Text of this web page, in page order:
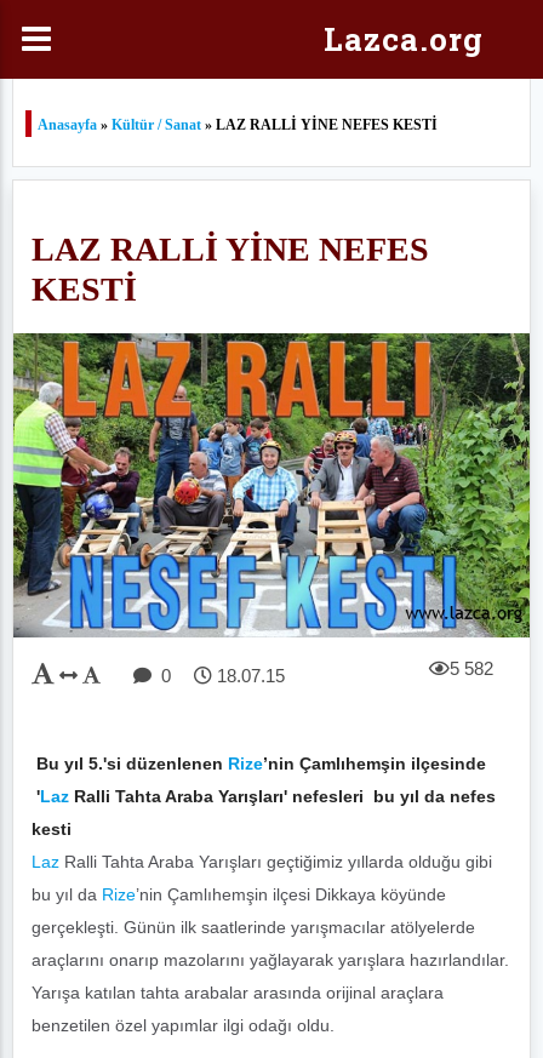
Lazca.org
Anasayfa » Kültür / Sanat » LAZ RALLİ YİNE NEFES KESTİ
LAZ RALLİ YİNE NEFES
KESTİ
0 18.07.15 5 582
Bu yıl 5.'si düzenlenen Rize’nin Çamlıhemşin ilçesinde
'Laz Ralli Tahta Araba Yarışları' nefesleri bu yıl da nefes
kesti
Laz Ralli Tahta Araba Yarışları geçtiğimiz yıllarda olduğu gibi
bu yıl da Rize’nin Çamlıhemşin ilçesi Dikkaya köyünde
gerçekleşti. Günün ilk saatlerinde yarışmacılar atölyelerde
araçlarını onarıp mazolarını yağlayarak yarışlara hazırlandılar.
Yarışa katılan tahta arabalar arasında orijinal araçlara
benzetilen özel yapımlar ilgi odağı oldu.